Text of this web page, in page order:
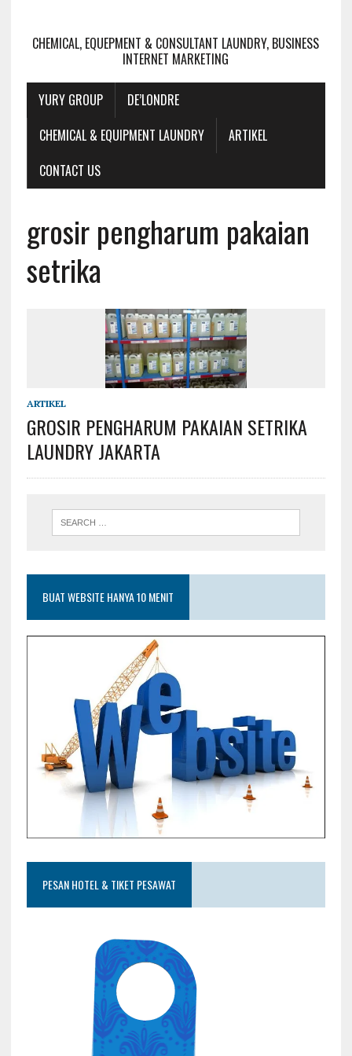
CHEMICAL, EQUEPMENT & CONSULTANT LAUNDRY, BUSINESS
INTERNET MARKETING
YURY GROUP
DE’LONDRE
CHEMICAL & EQUIPMENT LAUNDRY
ARTIKEL
CONTACT US
grosir pengharum pakaian
setrika
ARTIKEL
GROSIR PENGHARUM PAKAIAN SETRIKA
LAUNDRY JAKARTA
BUAT WEBSITE HANYA 10 MENIT
PESAN HOTEL & TIKET PESAWAT